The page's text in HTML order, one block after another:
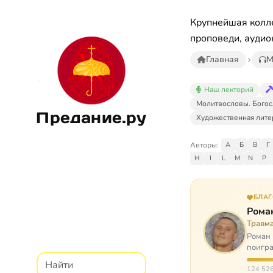
Предание.ру
Крупнейшая
проповеди,
Главная
Наш лекторий
Молитвословы.
Художественная
Авторы: А Б В
Г
H
I L M N P
Роман
124